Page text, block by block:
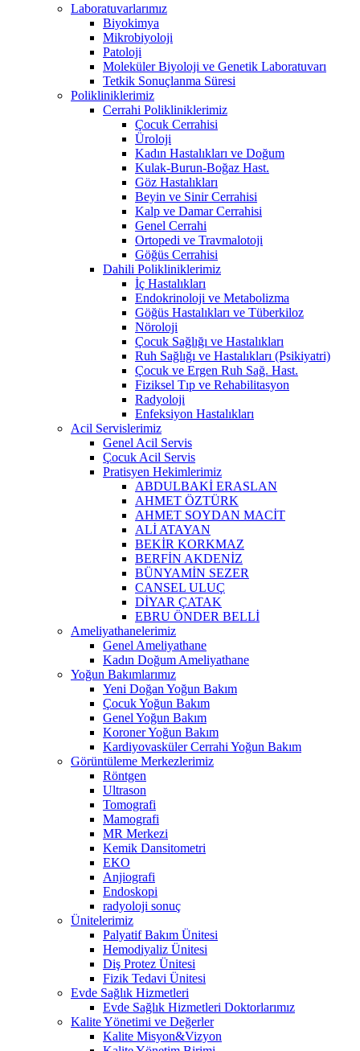
Laboratuvarlarımız
Biyokimya
Mikrobiyoloji
Patoloji
Moleküler Biyoloji ve Genetik Laboratuvarı
Tetkik Sonuçlanma Süresi
Polikliniklerimiz
Cerrahi Polikliniklerimiz
Çocuk Cerrahisi
Üroloji
Kadın Hastalıkları ve Doğum
Kulak-Burun-Boğaz Hast.
Göz Hastalıkları
Beyin ve Sinir Cerrahisi
Kalp ve Damar Cerrahisi
Genel Cerrahi
Ortopedi ve Travmalotoji
Göğüs Cerrahisi
Dahili Polikliniklerimiz
İç Hastalıkları
Endokrinoloji ve Metabolizma
Göğüs Hastalıkları ve Tüberkiloz
Nöroloji
Çocuk Sağlığı ve Hastalıkları
Ruh Sağlığı ve Hastalıkları (Psikiyatri)
Çocuk ve Ergen Ruh Sağ. Hast.
Fiziksel Tıp ve Rehabilitasyon
Radyoloji
Enfeksiyon Hastalıkları
Acil Servislerimiz
Genel Acil Servis
Çocuk Acil Servis
Pratisyen Hekimlerimiz
ABDULBAKİ ERASLAN
AHMET ÖZTÜRK
AHMET SOYDAN MACİT
ALİ ATAYAN
BEKİR KORKMAZ
BERFİN AKDENİZ
BÜNYAMİN SEZER
CANSEL ULUÇ
DİYAR ÇATAK
EBRU ÖNDER BELLİ
Ameliyathanelerimiz
Genel Ameliyathane
Kadın Doğum Ameliyathane
Yoğun Bakımlarımız
Yeni Doğan Yoğun Bakım
Çocuk Yoğun Bakım
Genel Yoğun Bakım
Koroner Yoğun Bakım
Kardiyovasküler Cerrahi Yoğun Bakım
Görüntüleme Merkezlerimiz
Röntgen
Ultrason
Tomografi
Mamografi
MR Merkezi
Kemik Dansitometri
EKO
Anjiografi
Endoskopi
radyoloji sonuç
Ünitelerimiz
Palyatif Bakım Ünitesi
Hemodiyaliz Ünitesi
Diş Protez Ünitesi
Fizik Tedavi Ünitesi
Evde Sağlık Hizmetleri
Evde Sağlık Hizmetleri Doktorlarımız
Kalite Yönetimi ve Değerler
Kalite Misyon&Vizyon